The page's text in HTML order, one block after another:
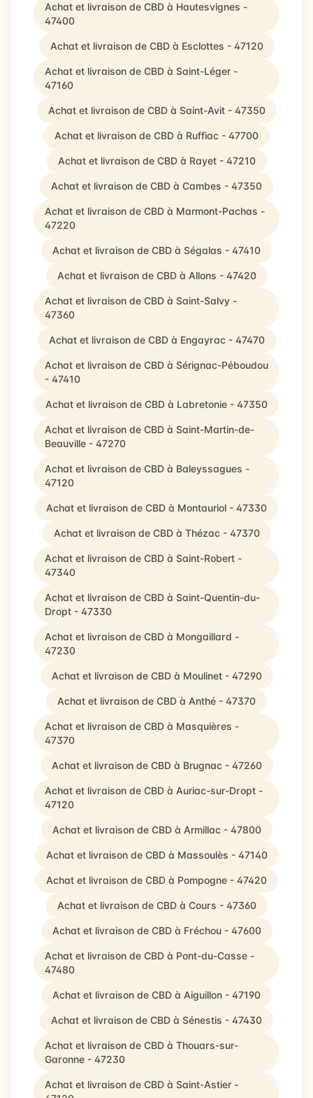
Achat et livraison de CBD à Hautesvignes -
47400
Achat et livraison de CBD à Esclottes - 47120
Achat et livraison de CBD à Saint-Léger -
47160
Achat et livraison de CBD à Saint-Avit - 47350
Achat et livraison de CBD à Ruffiac - 47700
Achat et livraison de CBD à Rayet - 47210
Achat et livraison de CBD à Cambes - 47350
Achat et livraison de CBD à Marmont-Pachas -
47220
Achat et livraison de CBD à Ségalas - 47410
Achat et livraison de CBD à Allons - 47420
Achat et livraison de CBD à Saint-Salvy -
47360
Achat et livraison de CBD à Engayrac - 47470
Achat et livraison de CBD à Sérignac-Péboudou
- 47410
Achat et livraison de CBD à Labretonie - 47350
Achat et livraison de CBD à Saint-Martin-de-
Beauville - 47270
Achat et livraison de CBD à Baleyssagues -
47120
Achat et livraison de CBD à Montauriol - 47330
Achat et livraison de CBD à Thézac - 47370
Achat et livraison de CBD à Saint-Robert -
47340
Achat et livraison de CBD à Saint-Quentin-du-
Dropt - 47330
Achat et livraison de CBD à Mongaillard -
47230
Achat et livraison de CBD à Moulinet - 47290
Achat et livraison de CBD à Anthé - 47370
Achat et livraison de CBD à Masquières -
47370
Achat et livraison de CBD à Brugnac - 47260
Achat et livraison de CBD à Auriac-sur-Dropt -
47120
Achat et livraison de CBD à Armillac - 47800
Achat et livraison de CBD à Massoulès - 47140
Achat et livraison de CBD à Pompogne - 47420
Achat et livraison de CBD à Cours - 47360
Achat et livraison de CBD à Fréchou - 47600
Achat et livraison de CBD à Pont-du-Casse -
47480
Achat et livraison de CBD à Aiguillon - 47190
Achat et livraison de CBD à Sénestis - 47430
Achat et livraison de CBD à Thouars-sur-
Garonne - 47230
Achat et livraison de CBD à Saint-Astier -